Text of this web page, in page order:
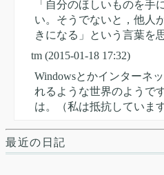
「自分のほしいものを手
い。そうでないと，他人
きになる」という言葉を
tm (2015-01-18 17:32)
Windowsとかインターネ
れるような世界のようで
は。（私は抵抗していま
最近の日記